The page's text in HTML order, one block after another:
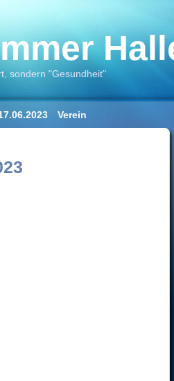
sondern "Gesundheit"
Verein